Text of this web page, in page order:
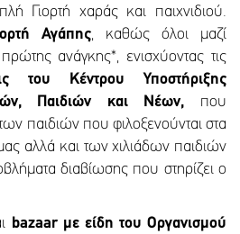
Γιορτή χαράς και παιχνιδιού.
Αγάπης, καθώς όλοι μαζί
ανάγκης*, ενισχύοντας τις
του Κέντρου Υποστήριξης
Παιδιών και Νέων, που
παιδιών που φιλοξενούνται στα
αλλά και των χιλιάδων παιδιών
διαβίωσης που στηρίζει ο
bazaar με είδη του Οργανισμού